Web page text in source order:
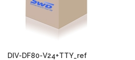
DIV-DF80-V24+TTY_ref